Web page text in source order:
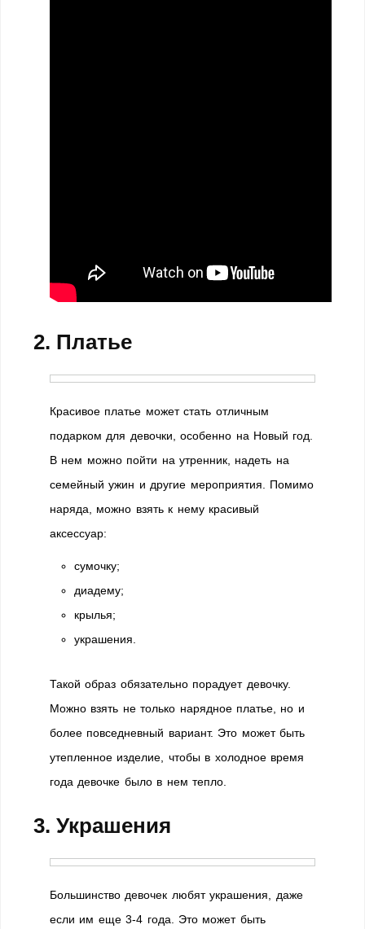
2. Платье
Красивое платье может стать отличным
подарком для девочки, особенно на Новый год.
В нем можно пойти на утренник, надеть на
семейный ужин и другие мероприятия. Помимо
наряда, можно взять к нему красивый
аксессуар:
сумочку;
диадему;
крылья;
украшения.
Такой образ обязательно порадует девочку.
Можно взять не только нарядное платье, но и
более повседневный вариант. Это может быть
утепленное изделие, чтобы в холодное время
года девочке было в нем тепло.
3. Украшения
Большинство девочек любят украшения, даже
если им еще 3-4 года. Это может быть